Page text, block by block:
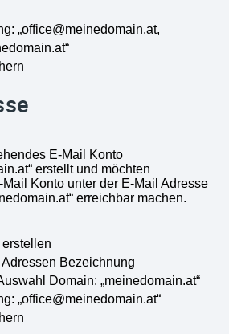
„office@meinedomain.at,
E-Mail Konto
erstellt und möchten
Konto unter der E-Mail Adresse
erreichbar machen.
Bezeichnung
Domain: „meinedomain.at“
„office@meinedomain.at“